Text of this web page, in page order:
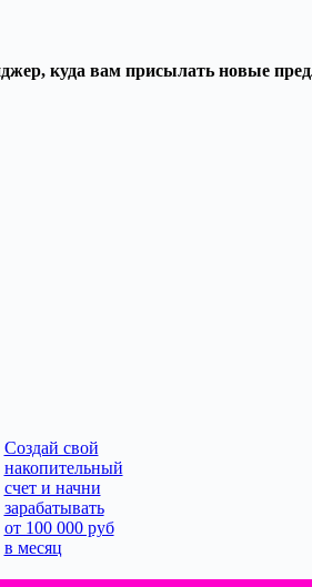
куда вам присылать новые
Cоздай свой
накопительный
счет и начни
зарабатывать
от 100 000 руб
в месяц